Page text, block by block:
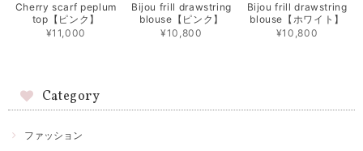
Cherry scarf peplum
top【ピンク】
¥11,000
Bijou frill drawstring
blouse【ピンク】
¥10,800
Bijou frill drawstring
blouse【ホワイト】
¥10,800
Category
ファッション